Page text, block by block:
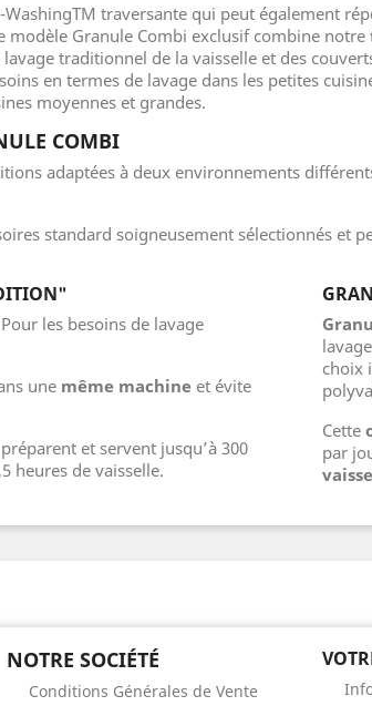
traversante qui peut également
modèle Granule Combi exclusif combine notre
lavage traditionnel de la vaisselle et des
en termes de lavage dans les petites
moyennes et grandes.
COMBI
adaptées à deux environnements
standard soigneusement sélectionnés et
les besoins de lavage
une même machine et évite
et servent jusqu’à 300
heures de vaisselle.
choix
Cette
par
NOTRE SOCIÉTÉ
Conditions Générales de Vente